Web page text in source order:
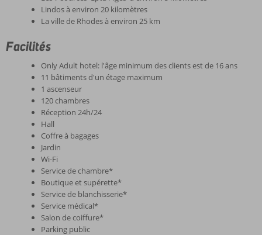
Lindos à environ 20 kilomètres
La ville de Rhodes à environ 25 km
Facilités
Only Adult hotel: l'âge minimum des clients est de 16 ans
11 bâtiments d'un étage maximum
1 ascenseur
120 chambres
Réception 24h/24
Hall
Coffre à bagages
Jardin
Wi-Fi
Service de chambre*
Boutique et supérette*
Service de blanchisserie*
Service médical*
Salon de coiffure*
Parking public